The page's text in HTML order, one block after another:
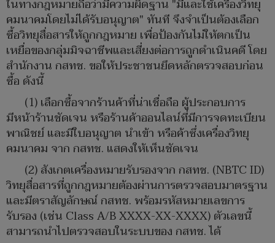
ในทางกฎหมายถือว่ามีความผิดฐาน "มีและใช้เครื่องวิทยุ
คมนาคมโดยไม่ได้รับอนุญาต" ทันที จึงจำเป็นต้องเลือก
ซื้อวิทยุสื่อสารให้ถูกกฎหมาย เพื่อป้องกันไม่ให้ตกเป็น
เหยื่อของกลุ่มมิจฉาชีพและเสี่ยงต่อการถูกดำเนินคดี โดย
สำนักงาน กสทช. ขอให้ประชาชนยึดหลักตรวจสอบก่อน
ซื้อ ดังนี้
(1) เลือกซื้อจากร้านค้าที่น่าเชื่อถือ ผู้ประกอบการ
มีหน้าร้านชัดเจน หรือร้านค้าออนไลน์ที่มีการจดทะเบียน
พาณิชย์ และมีใบอนุญาต นำเข้า หรือค้าซึ่งเครื่องวิทยุ
คมนาคม จาก กสทช. แสดงให้เห็นชัดเจน
(2) สังเกตเครื่องหมายรับรองจาก กสทช. (NBTC ID)
วิทยุสื่อสารที่ถูกกฎหมายต้องผ่านการตรวจสอบมาตรฐาน
และมีตราสัญลักษณ์ กสทช. พร้อมรหัสหมายเลขการ
รับรอง (เช่น Class A/B XXXX-XX-XXXX) ตัวเลขนี้
สามารถนำไปตรวจสอบในระบบของ กสทช. ได้